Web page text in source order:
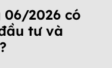
2026 có
tư và